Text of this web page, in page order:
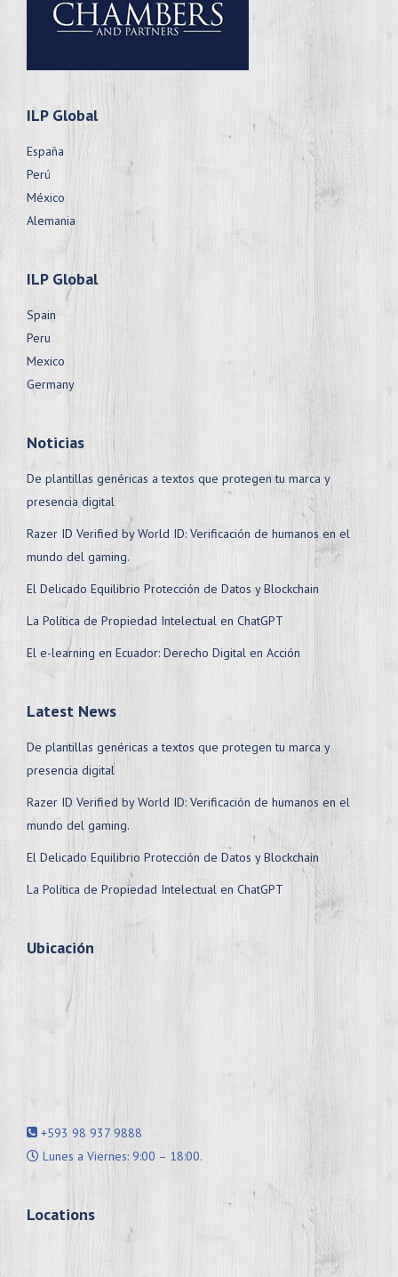
ILP Global
España
Perú
México
Alemania
ILP Global
Spain
Peru
Mexico
Germany
Noticias
De plantillas genéricas a textos que protegen tu marca y
presencia digital
Razer ID Verified by World ID: Verificación de humanos en el
mundo del gaming.
El Delicado Equilibrio Protección de Datos y Blockchain
La Política de Propiedad Intelectual en ChatGPT
El e-learning en Ecuador: Derecho Digital en Acción
Latest News
De plantillas genéricas a textos que protegen tu marca y
presencia digital
Razer ID Verified by World ID: Verificación de humanos en el
mundo del gaming.
El Delicado Equilibrio Protección de Datos y Blockchain
La Política de Propiedad Intelectual en ChatGPT
Ubicación
+593 98 937 9888
Lunes a Viernes: 9:00 – 18:00.
Locations